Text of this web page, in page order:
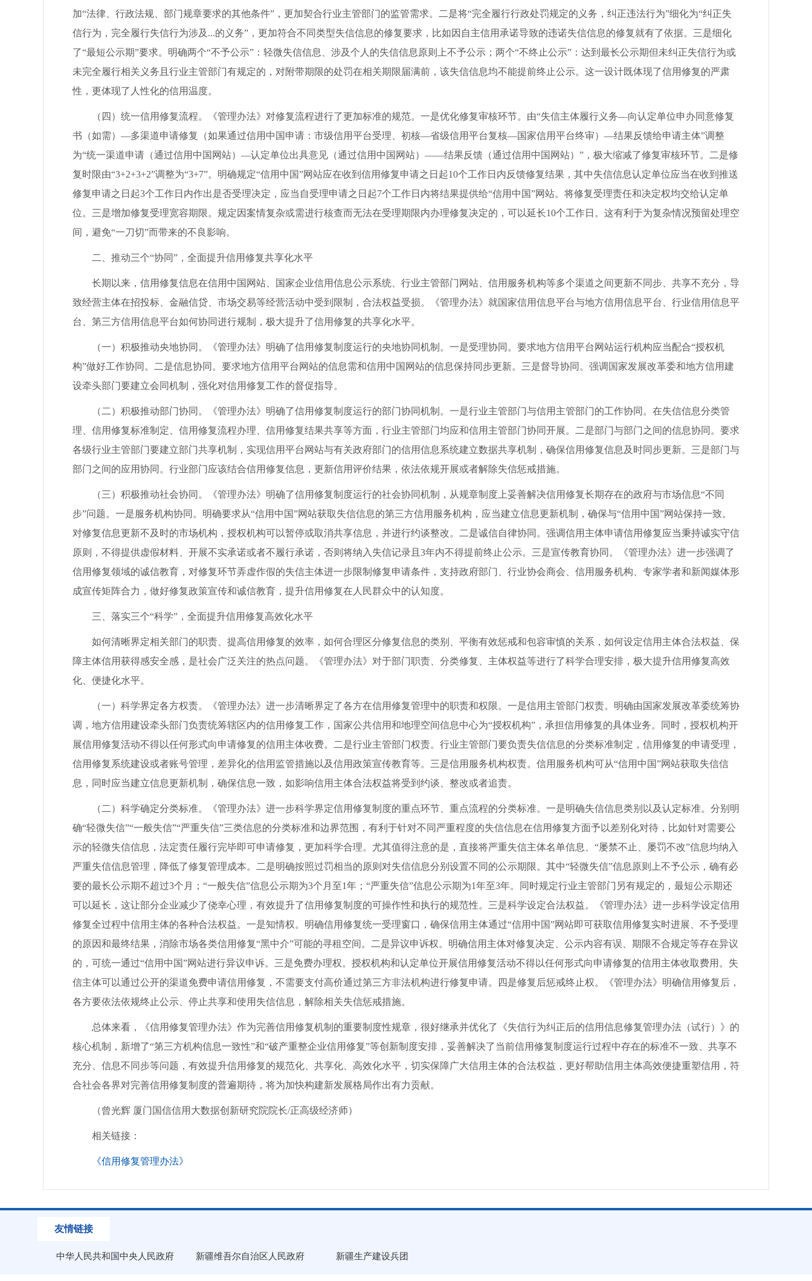
加“法律、行政法规、部门规章要求的其他条件”，更加契合行业主管部门的监管需求。二是将“完全履行行政处罚规定的义务，纠正违法行为”细化为“纠正失
信行为，完全履行失信行为涉及...的义务”，更加符合不同类型失信信息的修复要求，比如因自主信用承诺导致的违诺失信信息的修复就有了依据。三是细化
了“最短公示期”要求。明确两个“不予公示”：轻微失信信息、涉及个人的失信信息原则上不予公示；两个“不终止公示”：达到最长公示期但未纠正失信行为或
未完全履行相关义务且行业主管部门有规定的，对附带期限的处罚在相关期限届满前，该失信信息均不能提前终止公示。这一设计既体现了信用修复的严肃
性，更体现了人性化的信用温度。
（四）统一信用修复流程。《管理办法》对修复流程进行了更加标准的规范。一是优化修复审核环节。由“失信主体履行义务—向认定单位申办同意修复
书（如需）—多渠道申请修复（如果通过信用中国申请：市级信用平台受理、初核—省级信用平台复核—国家信用平台终审）—结果反馈给申请主体”调整
为“统一渠道申请（通过信用中国网站）—认定单位出具意见（通过信用中国网站）——结果反馈（通过信用中国网站）”，极大缩减了修复审核环节。二是修
复时限由“3+2+3+2”调整为“3+7”。明确规定“信用中国”网站应在收到信用修复申请之日起10个工作日内反馈修复结果，其中失信信息认定单位应当在收到推送
修复申请之日起3个工作日内作出是否受理决定，应当自受理申请之日起7个工作日内将结果提供给“信用中国”网站。将修复受理责任和决定权均交给认定单
位。三是增加修复受理宽容期限。规定因案情复杂或需进行核查而无法在受理期限内办理修复决定的，可以延长10个工作日。这有利于为复杂情况预留处理空
间，避免“一刀切”而带来的不良影响。
二、推动三个“协同”，全面提升信用修复共享化水平
长期以来，信用修复信息在信用中国网站、国家企业信用信息公示系统、行业主管部门网站、信用服务机构等多个渠道之间更新不同步、共享不充分，导
致经营主体在招投标、金融信贷、市场交易等经营活动中受到限制，合法权益受损。《管理办法》就国家信用信息平台与地方信用信息平台、行业信用信息平
台、第三方信用信息平台如何协同进行规制，极大提升了信用修复的共享化水平。
（一）积极推动央地协同。《管理办法》明确了信用修复制度运行的央地协同机制。一是受理协同。要求地方信用平台网站运行机构应当配合“授权机
构”做好工作协同。二是信息协同。要求地方信用平台网站的信息需和信用中国网站的信息保持同步更新。三是督导协同。强调国家发展改革委和地方信用建
设牵头部门要建立会同机制，强化对信用修复工作的督促指导。
（二）积极推动部门协同。《管理办法》明确了信用修复制度运行的部门协同机制。一是行业主管部门与信用主管部门的工作协同。在失信信息分类管
理、信用修复标准制定、信用修复流程办理、信用修复结果共享等方面，行业主管部门均应和信用主管部门协同开展。二是部门与部门之间的信息协同。要求
各级行业主管部门要建立部门共享机制，实现信用平台网站与有关政府部门的信用信息系统建立数据共享机制，确保信用修复信息及时同步更新。三是部门与
部门之间的应用协同。行业部门应该结合信用修复信息，更新信用评价结果，依法依规开展或者解除失信惩戒措施。
（三）积极推动社会协同。《管理办法》明确了信用修复制度运行的社会协同机制，从规章制度上妥善解决信用修复长期存在的政府与市场信息“不同
步”问题。一是服务机构协同。明确要求从“信用中国”网站获取失信信息的第三方信用服务机构，应当建立信息更新机制，确保与“信用中国”网站保持一致。
对修复信息更新不及时的市场机构，授权机构可以暂停或取消共享信息，并进行约谈整改。二是诚信自律协同。强调信用主体申请信用修复应当秉持诚实守信
原则，不得提供虚假材料、开展不实承诺或者不履行承诺，否则将纳入失信记录且3年内不得提前终止公示。三是宣传教育协同。《管理办法》进一步强调了
信用修复领域的诚信教育，对修复环节弄虚作假的失信主体进一步限制修复申请条件，支持政府部门、行业协会商会、信用服务机构、专家学者和新闻媒体形
成宣传矩阵合力，做好修复政策宣传和诚信教育，提升信用修复在人民群众中的认知度。
三、落实三个“科学”，全面提升信用修复高效化水平
如何清晰界定相关部门的职责、提高信用修复的效率，如何合理区分修复信息的类别、平衡有效惩戒和包容审慎的关系，如何设定信用主体合法权益、保
障主体信用获得感安全感，是社会广泛关注的热点问题。《管理办法》对于部门职责、分类修复、主体权益等进行了科学合理安排，极大提升信用修复高效
化、便捷化水平。
（一）科学界定各方权责。《管理办法》进一步清晰界定了各方在信用修复管理中的职责和权限。一是信用主管部门权责。明确由国家发展改革委统筹协
调，地方信用建设牵头部门负责统筹辖区内的信用修复工作，国家公共信用和地理空间信息中心为“授权机构”，承担信用修复的具体业务。同时，授权机构开
展信用修复活动不得以任何形式向申请修复的信用主体收费。二是行业主管部门权责。行业主管部门要负责失信信息的分类标准制定，信用修复的申请受理，
信用修复系统建设或者账号管理，差异化的信用监管措施以及信用政策宣传教育等。三是信用服务机构权责。信用服务机构可从“信用中国”网站获取失信信
息，同时应当建立信息更新机制，确保信息一致，如影响信用主体合法权益将受到约谈、整改或者追责。
（二）科学确定分类标准。《管理办法》进一步科学界定信用修复制度的重点环节、重点流程的分类标准。一是明确失信信息类别以及认定标准。分别明
确“轻微失信”“一般失信”“严重失信”三类信息的分类标准和边界范围，有利于针对不同严重程度的失信信息在信用修复方面予以差别化对待，比如针对需要公
示的轻微失信信息，法定责任履行完毕即可申请修复，更加科学合理。尤其值得注意的是，直接将严重失信主体名单信息、“屡禁不止、屡罚不改”信息均纳入
严重失信信息管理，降低了修复管理成本。二是明确按照过罚相当的原则对失信信息分别设置不同的公示期限。其中“轻微失信”信息原则上不予公示，确有必
要的最长公示期不超过3个月；“一般失信”信息公示期为3个月至1年；“严重失信”信息公示期为1年至3年。同时规定行业主管部门另有规定的，最短公示期还
可以延长，这让部分企业减少了侥幸心理，有效提升了信用修复制度的可操作性和执行的规范性。三是科学设定合法权益。《管理办法》进一步科学设定信用
修复全过程中信用主体的各种合法权益。一是知情权。明确信用修复统一受理窗口，确保信用主体通过“信用中国”网站即可获取信用修复实时进展、不予受理
的原因和最终结果，消除市场各类信用修复“黑中介”可能的寻租空间。二是异议申诉权。明确信用主体对修复决定、公示内容有误、期限不合规定等存在异议
的，可统一通过“信用中国”网站进行异议申诉。三是免费办理权。授权机构和认定单位开展信用修复活动不得以任何形式向申请修复的信用主体收取费用。失
信主体可以通过公开的渠道免费申请信用修复，不需要支付高价通过第三方非法机构进行修复申请。四是修复后惩戒终止权。《管理办法》明确信用修复后，
各方要依法依规终止公示、停止共享和使用失信信息，解除相关失信惩戒措施。
总体来看，《信用修复管理办法》作为完善信用修复机制的重要制度性规章，很好继承并优化了《失信行为纠正后的信用信息修复管理办法（试行）》的
核心机制，新增了“第三方机构信息一致性”和“破产重整企业信用修复”等创新制度安排，妥善解决了当前信用修复制度运行过程中存在的标准不一致、共享不
充分、信息不同步等问题，有效提升信用修复的规范化、共享化、高效化水平，切实保障广大信用主体的合法权益，更好帮助信用主体高效便捷重塑信用，符
合社会各界对完善信用修复制度的普遍期待，将为加快构建新发展格局作出有力贡献。
（曾光辉 厦门国信信用大数据创新研究院院长/正高级经济师）
相关链接：
《信用修复管理办法》
友情链接
中华人民共和国中央人民政府 新疆维吾尔自治区人民政府 新疆生产建设兵团